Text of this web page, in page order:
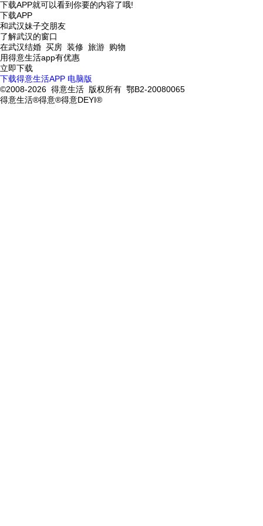
下载APP就可以看到你要的内容了哦!
下载APP
和武汉妹子交朋友
了解武汉的窗口
在武汉结婚 买房 装修 旅游 购物
用得意生活app有优惠
立即下载
下载得意生活APP 电脑版
©2008-2026 得意生活 版权所有 鄂B2-20080065
得意生活®得意®得意DEYI®